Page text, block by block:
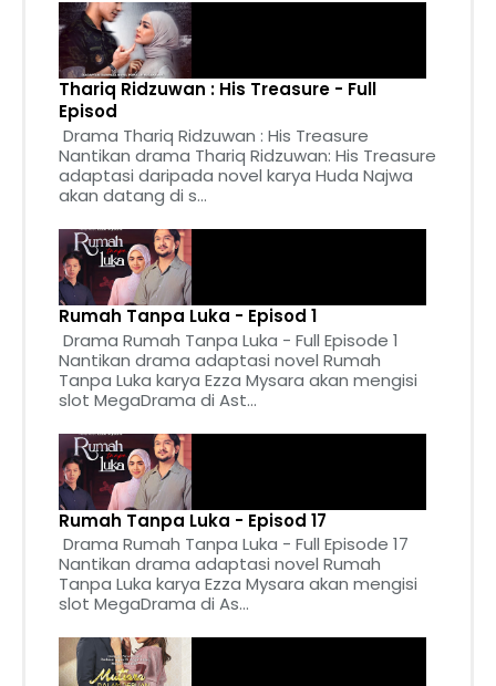
Thariq Ridzuwan : His Treasure - Full
Episod
Drama Thariq Ridzuwan : His Treasure
Nantikan drama Thariq Ridzuwan: His Treasure
adaptasi daripada novel karya Huda Najwa
akan datang di s...
Rumah Tanpa Luka - Episod 1
Drama Rumah Tanpa Luka - Full Episode 1
Nantikan drama adaptasi novel Rumah
Tanpa Luka karya Ezza Mysara akan mengisi
slot MegaDrama di Ast...
Rumah Tanpa Luka - Episod 17
Drama Rumah Tanpa Luka - Full Episode 17
Nantikan drama adaptasi novel Rumah
Tanpa Luka karya Ezza Mysara akan mengisi
slot MegaDrama di As...